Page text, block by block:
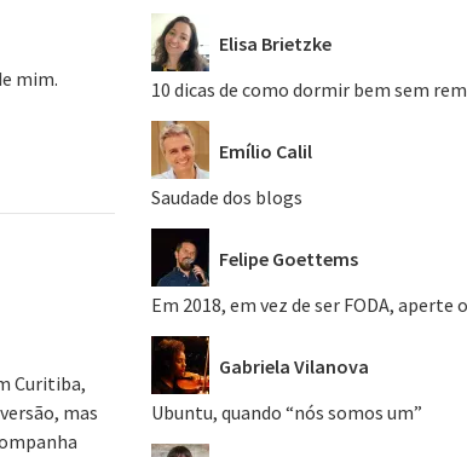
mim.
Curitiba,
mas
Elisa Brietzke
10 dicas de como dormir bem sem
Emílio Calil
Saudade dos blogs
Felipe Goettems
Em 2018, em vez de ser FODA, aperte
Gabriela Vilanova
Ubuntu, quando “nós somos um”